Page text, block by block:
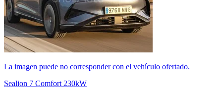
La imagen puede no corresponder con el vehículo ofertado.
Sealion 7 Comfort 230kW